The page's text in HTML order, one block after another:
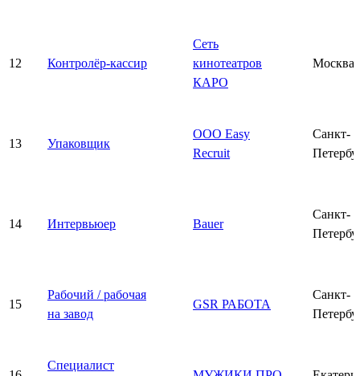
12 Контролёр-кассир
Сеть
кинотеатров
КАРО
Москва
13 Упаковщик
ООО Easy
Recruit
Санкт-
14 Интервьюер Bauer
Санкт-
15
Рабочий / рабочая
на завод
GSR РАБОТА
Санкт-
Специалист